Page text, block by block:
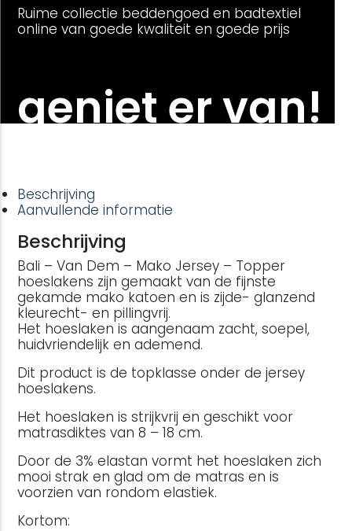
Ruime collectie beddengoed en badtextiel
online van goede kwaliteit en goede prijs
geniet er van!
Beschrijving
Aanvullende informatie
Beschrijving
Bali – Van Dem – Mako Jersey – Topper
hoeslakens zijn gemaakt van de fijnste
gekamde mako katoen en is zijde- glanzend
kleurecht- en pillingvrij.
Het hoeslaken is aangenaam zacht, soepel,
huidvriendelijk en ademend.
Dit product is de topklasse onder de jersey
hoeslakens.
Het hoeslaken is strijkvrij en geschikt voor
matrasdiktes van 8 – 18 cm.
Door de 3% elastan vormt het hoeslaken zich
mooi strak en glad om de matras en is
voorzien van rondom elastiek.
Kortom: